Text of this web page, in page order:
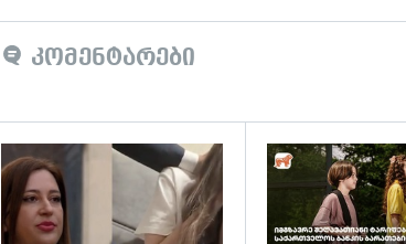
კომენტარები
გადახედვა